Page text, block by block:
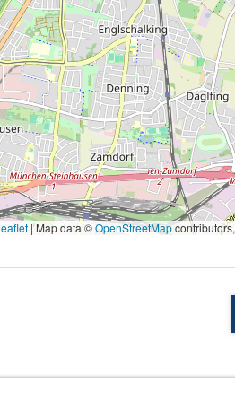
|Map data ©OpenStreetMapcontributors,